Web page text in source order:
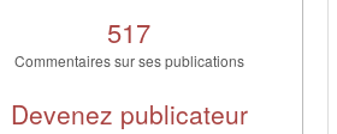
517
Commentaires sur ses publications
Devenez publicateur